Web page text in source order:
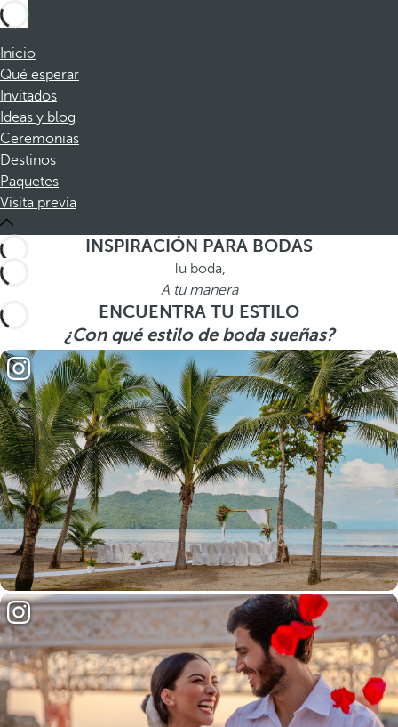
Inicio
Qué esperar
Invitados
Ideas y blog
Ceremonias
Destinos
Paquetes
Visita previa
INSPIRACIÓN PARA BODAS
Tu boda,
A tu manera
ENCUENTRA TU ESTILO
¿Con qué estilo de boda sueñas?